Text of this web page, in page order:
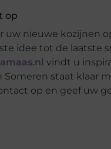
op
nieuwe kozijnen
idee tot de laatste
amaas.nl vindt u
staat klaar
op en geef uw